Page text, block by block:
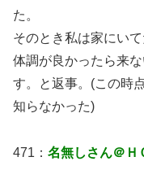
た。
そのとき私は家にい
体調が良かったら来
す。と返事。(この時
知らなかった)
471： 名無しさん＠Ｈ